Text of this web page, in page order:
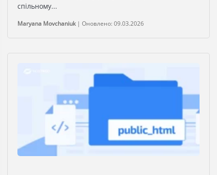
спільному...
Maryana Movchaniuk| Оновлено: 09.03.2026